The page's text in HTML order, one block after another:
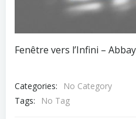
Fenêtre vers l’Infini –
Categories:
No Category
Tags:
No Tag